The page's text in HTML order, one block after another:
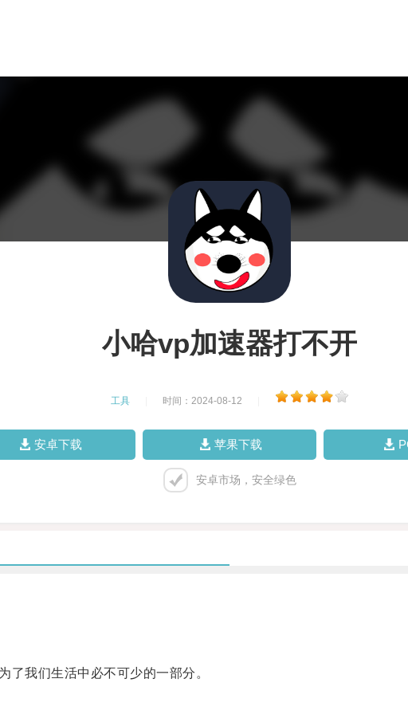
小哈vp加速器打不开
工具 时间：2024-08-12
安卓下载 苹果下载
安卓市场，安全绿色
我们生活中必不可少的一部分。